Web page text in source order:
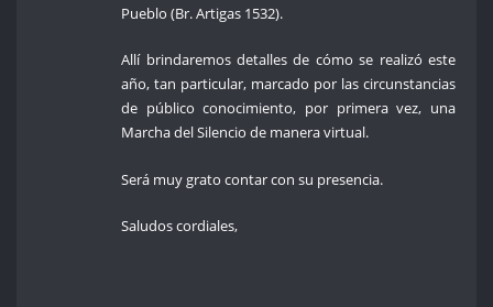
Pueblo (Br. Artigas 1532).
Allí brindaremos detalles de cómo se realizó este
año, tan particular, marcado por las circunstancias
de público conocimiento, por primera vez, una
Marcha del Silencio de manera virtual.
Será muy grato contar con su presencia.
Saludos cordiales,